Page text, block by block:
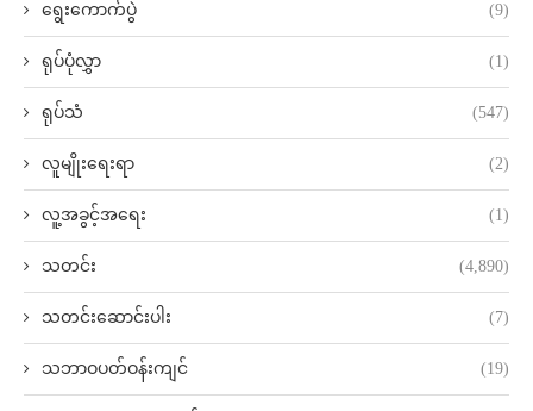
ရွေးကောက်ပွဲ (9)
ရုပ်ပုံလွှာ (1)
ရုပ်သံ (547)
လူမျိုးရေးရာ (2)
လူ့အခွင့်အရေး (1)
သတင်း (4,890)
သတင်းဆောင်းပါး (7)
သဘာဝပတ်ဝန်းကျင် (19)